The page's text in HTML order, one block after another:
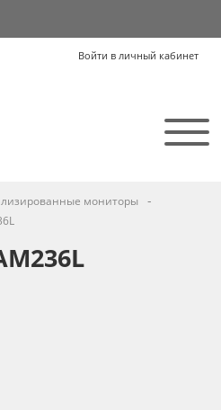
Войти в личный кабинет
мониторы -